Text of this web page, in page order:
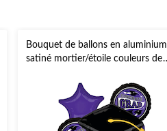
Bouquet de ballons en aluminium
satiné mortier/étoile couleurs de
po, gonflement à l'hélium et ruban
inclus, pour remise des diplômes